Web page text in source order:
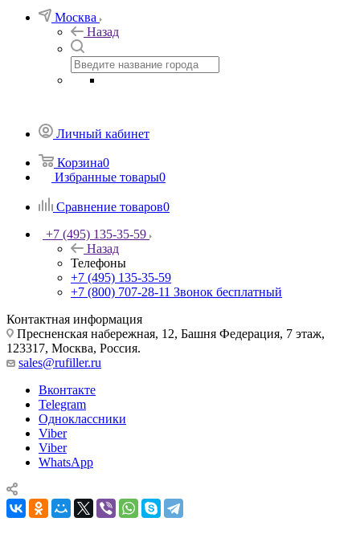
Москва
Назад
Личный кабинет
Корзина0
Избранные товары0
Сравнение товаров0
+7 (495) 135-35-59
Назад
Телефоны
+7 (495) 135-35-59
+7 (800) 707-28-11 Звонок бесплатный
Контактная информация
Пресненская набережная, 12, Башня Федерация, 7 этаж,
123317, Москва, Россия.
sales@rufiller.ru
Вконтакте
Telegram
Одноклассники
Viber
Viber
WhatsApp